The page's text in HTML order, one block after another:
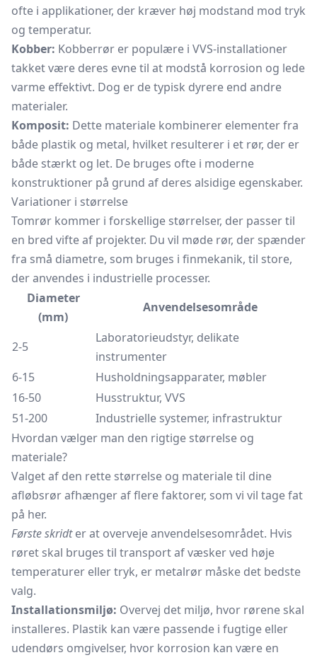
ofte i applikationer, der kræver høj modstand mod tryk
og temperatur.
Kobber: Kobberrør er populære i VVS-installationer
takket være deres evne til at modstå korrosion og lede
varme effektivt. Dog er de typisk dyrere end andre
materialer.
Komposit: Dette materiale kombinerer elementer fra
både plastik og metal, hvilket resulterer i et rør, der er
både stærkt og let. De bruges ofte i moderne
konstruktioner på grund af deres alsidige egenskaber.
Variationer i størrelse
Tomrør kommer i forskellige størrelser, der passer til
en bred vifte af projekter. Du vil møde rør, der spænder
fra små diametre, som bruges i finmekanik, til store,
der anvendes i industrielle processer.
Diameter
(mm)
Anvendelsesområde
2-5
Laboratorieudstyr, delikate
instrumenter
6-15
Husholdningsapparater, møbler
16-50
Husstruktur, VVS
51-200
Industrielle systemer, infrastruktur
Hvordan vælger man den rigtige størrelse og
materiale?
Valget af den rette størrelse og materiale til dine
afløbsrør afhænger af flere faktorer, som vi vil tage fat
på her.
Første skridter at overveje anvendelsesområdet. Hvis
røret skal bruges til transport af væsker ved høje
temperaturer eller tryk, er metalrør måske det bedste
valg.
Installationsmiljø: Overvej det miljø, hvor rørene skal
installeres. Plastik kan være passende i fugtige eller
udendørs omgivelser, hvor korrosion kan være en